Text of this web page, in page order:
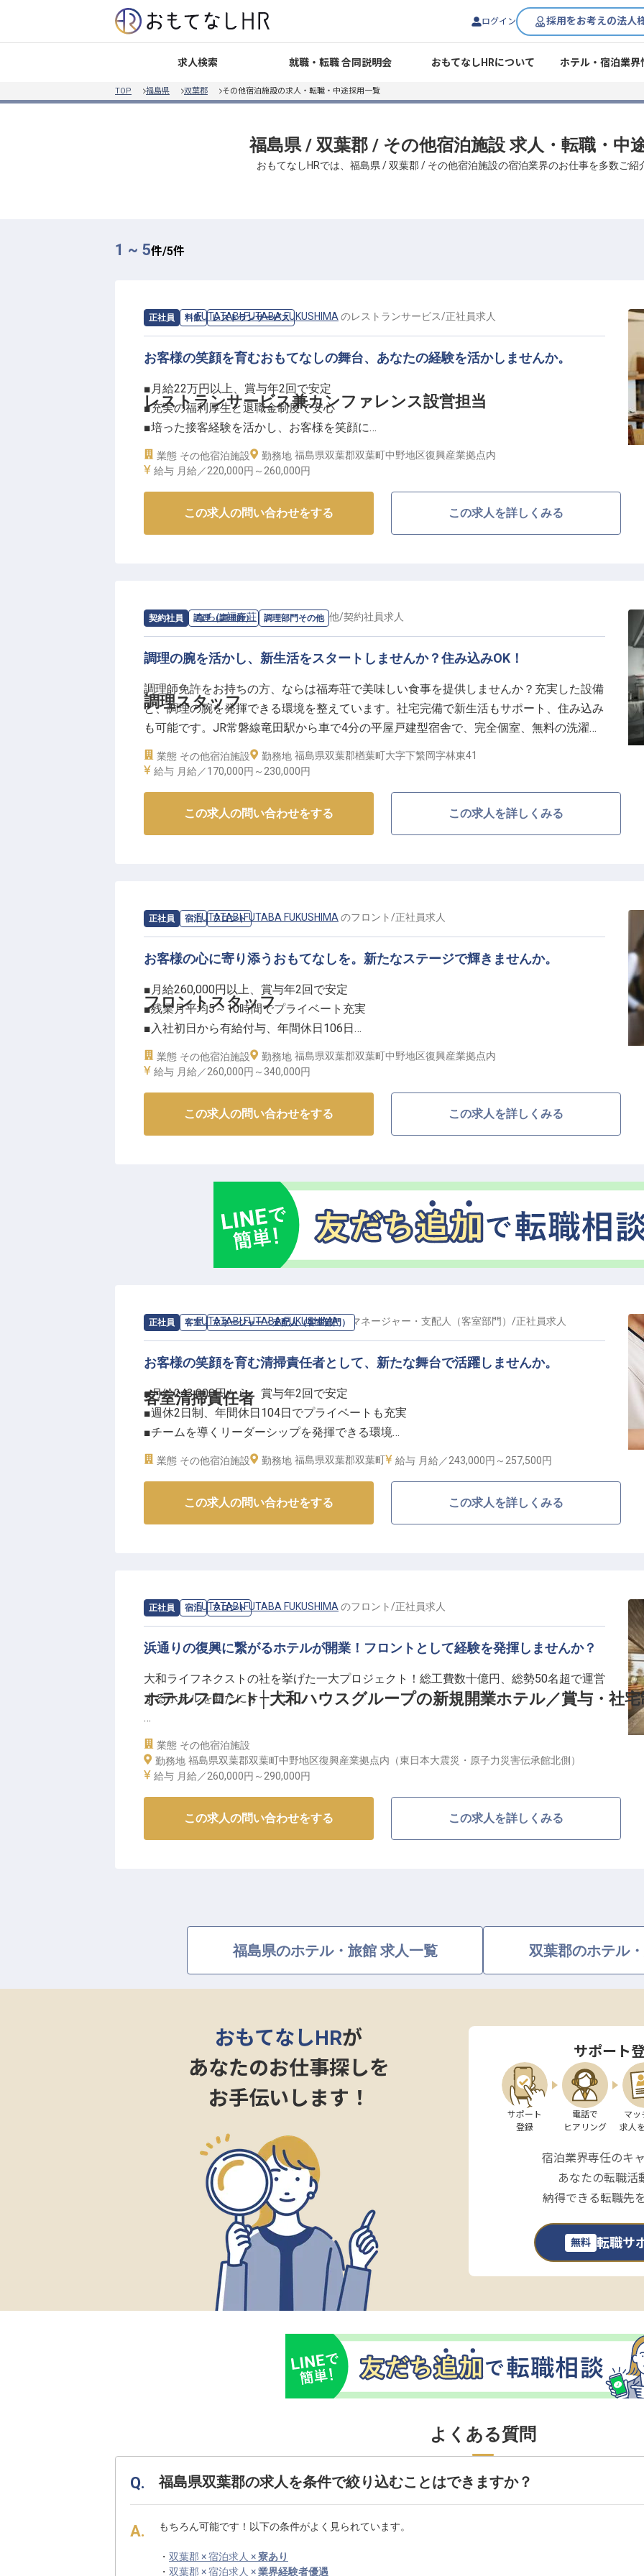
ログイン 採用をお考えの法人
求人検索 就職・転職 合同説明会 おもてなしHRについて ホテル・宿泊業界
TOP 福島県 双葉郡 その他宿泊施設の求人・転職・中途採用一覧
福島県 / 双葉郡 / その他宿泊施設 求人・転職・中
おもてなしHRでは、福島県 / 双葉郡 / その他宿泊施設の宿泊業界のお仕事を多数ご紹
1 ~ 5件/5件
正社員 料飲 レストランサービス
レストランサービス兼カンファレンス設営担当
求人情報：FUTATABI FUTABA FUKUSHIMA のレストランサービス/正社員求人
お客様の笑顔を育むおもてなしの舞台、あなたの経験を活かしませんか。
■月給22万円以上、賞与年2回で安定
■充実の福利厚生と退職金制度で安心
■培った接客経験を活かし、お客様を笑顔に
■資格取得支援で、あなたの成長を応援
お客様一人ひとりの大切な時間を彩るレストランサービスと、ビジネスシーンを支えるカ
あなたのホスピタリティが、施設の顔となります。
ーー【安定した環境で、あなたのキャリアを育む】
正社員として月給220,000円からのスタートに加え、年2回の賞与で安定した収入を実現で
きます。
社会保険完備はもちろん、退職金制度や資格取得支援など、長く安心して働ける環境が整
っています。
シフト制勤務でプライベートも大切にしながら、これまでの接客経験を存分に発揮してく
ださい。
ホテルでの経験がある方は特に歓迎いたします。
私たちと共に、お客様に最高のサービスを提供し、自身の成長も叶えませんか。
※2026年04月22日時点の情報です
業態 その他宿泊施設 勤務地 福島県双葉郡双葉町中野地区復興産業拠点内
給与 月給／220,000円～ 260,000円
この求人の問い合わせをする この求人を詳しくみる
契約社員 調理（調理師） 調理部門その他
調理スタッフ
求人情報：ならは福寿荘 の調理部門その他/契約社員求人
調理の腕を活かし、新生活をスタートしませんか？住み込みOK！
調理師免許をお持ちの方、ならは福寿荘で美味しい食事を提供しませんか？充実した設備
と、調理の腕を発揮できる環境を整えています。社宅完備で新生活もサポート、住み込み
も可能です。JR常磐線竜田駅から車で4分の平屋戸建型宿舎で、完全個室、無料の洗濯機
やWi-Fiも完備。プライベートを大切にしながら快適に働けます。※この求人は2023年2月
2日時点の情報です
業態 その他宿泊施設 勤務地 福島県双葉郡楢葉町大字下繁岡字林東41
給与 月給／170,000円～ 230,000円
この求人の問い合わせをする この求人を詳しくみる
正社員 宿泊 フロント
フロントスタッフ
求人情報：FUTATABI FUTABA FUKUSHIMA のフロント /正社員求人
お客様の心に寄り添うおもてなしを。新たなステージで輝きませんか。
■月給260,000円以上、賞与年2回で安定
■残業月平均5～10時間でプライベート充実
■入社初日から有給付与、年間休日106日
■資格取得支援でキャリアアップを応援
お客様の心に残る滞在を演出するため、フロント業務全般をお任せします。
スパゾーンやお土産ショップでの業務もあり、お客様との接点が多く、感謝の言葉を直接
いただける喜びを感じられる環境です。
あなたの温かい心と経験が、お客様の笑顔を育む大切な力となります。
ーー【安心して長く働ける、成長を支える環境】
す。
年間休日は106日、さらに有給休暇は入社初日に付与されるため、計画的にリフレッシュ
できます。
アップを会社全体でサポート。
経験を活かし、さらにスキルを磨きたい方に最適な職場です。
※2026年04月22日時点の情報です
業態 その他宿泊施設 勤務地 福島県双葉郡双葉町中野地区復興産業拠点内
給与 月給／260,000円～ 340,000円
この求人の問い合わせをする この求人を詳しくみる
正社員 客室 マネージャー・支配人（客室部門）
客室清掃責任者
求人情報：FUTATABI FUTABA FUKUSHIMAの マネージャー・支配人（客室部門） /正社員求人
お客様の笑顔を育む清掃責任者として、新たな舞台で活躍しませんか。
■月給243,000円から、賞与年2回で安定
■週休2日制、年間休日104日でプライベートも充実
■チームを導くリーダーシップを発揮できる環境
■資格取得支援制度でスキルアップを応援
お客様が心ゆくまで寛げる空間を創り出すため、客室清掃の責任者としてチームを牽引し
ていただきます。
丸となって取り組んでいきましょう。
ーー【成長を実感できる働きやすい環境】
清掃スタッフの育成や業務改善提案など、主体的に仕事に取り組める環境が整っていま
す。
社会保険完備はもちろん、時間外手当全額支給や退職金制度、資格取得支援など、長く安
心して働ける福利厚生も充実。
あなたのキャリアアップを会社全体でサポートいたします。
※2026年04月22日時点の情報です
業態 その他宿泊施設 勤務地 福島県双葉郡双葉町 給与 月給／243,000円～ 257,500円
この求人の問い合わせをする この求人を詳しくみる
正社員 宿泊 フロント
ホテルフロント│大和ハウスグループの新規開業ホテル／賞与・社宅
求人情報：FUTATABI FUTABA FUKUSHIMA のフロント /正社員求人
浜通りの復興に繋がるホテルが開業！フロントとして経験を発揮しませんか？
大和ライフネクストの社を挙げた一大プロジェクト！総工費数十億円、総勢50名超で運営
するホテルを新たにオープン。
「再生」「再会」「再訪」
双葉町に、たくさんの “ふたたび”をもたらすホテルとして、2026年初夏、FUTATABI
FUTABA FUKUSHIMA開業予定。国内外からの観光客やビジネス利用を見込み、 レストラ
ンやバー・ライブラリ・地場産品を扱うショップを設置する他、国際会議の誘致を見込ん
だ大型のカンファレンスも設置。双葉町に先駆けたリトリート型ホテルとして、地域とゲ
ストとの対話・交流を提供し、地域発展の循環の起点になるホテルを目指します。
がら長期的に働いてみませんか？
＜大和ハウスグループの強み＞
・初年度想定年収4,027,000円～4,470,000円
・引越費用全額会社負担（規定有）
・月残業時間想定5h程度
業態 その他宿泊施設
勤務地 福島県双葉郡双葉町中野地区復興産業拠点内（東日本大震災・原子力災害伝承館北側）
給与 月給／260,000円～ 290,000円
この求人の問い合わせをする この求人を詳しくみる
福島県のホテル・旅館 求人一覧 双葉郡のホテル
おもてなしHRが
あなたのお仕事探しを
お手伝いします！
サポート
サポート
登録
電話で
ヒアリング
マッ
求人
宿泊業界専任のキ
あなたの転職活
納得できる転職先
無料 転職サ
よくある質問
福島県双葉郡の求人を条件で絞り込むことはできますか？
もちろん可能です！以下の条件がよく見られています。
・ 双葉郡 × 宿泊求人 ×寮あり
・ 双葉郡 × 宿泊求人 ×業界経験者優遇